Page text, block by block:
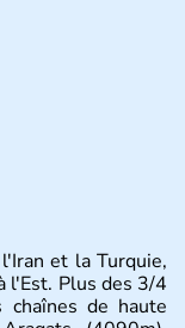
et la Turquie,
l'Est. Plus des 3/4
de haute